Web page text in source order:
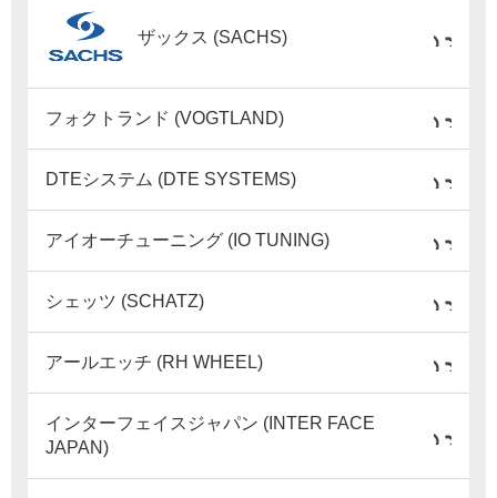
ザックス (SACHS)
フォクトランド (VOGTLAND)
DTEシステム (DTE SYSTEMS)
アイオーチューニング (IO TUNING)
シェッツ (SCHATZ)
アールエッチ (RH WHEEL)
インターフェイスジャパン (INTER FACE
JAPAN)